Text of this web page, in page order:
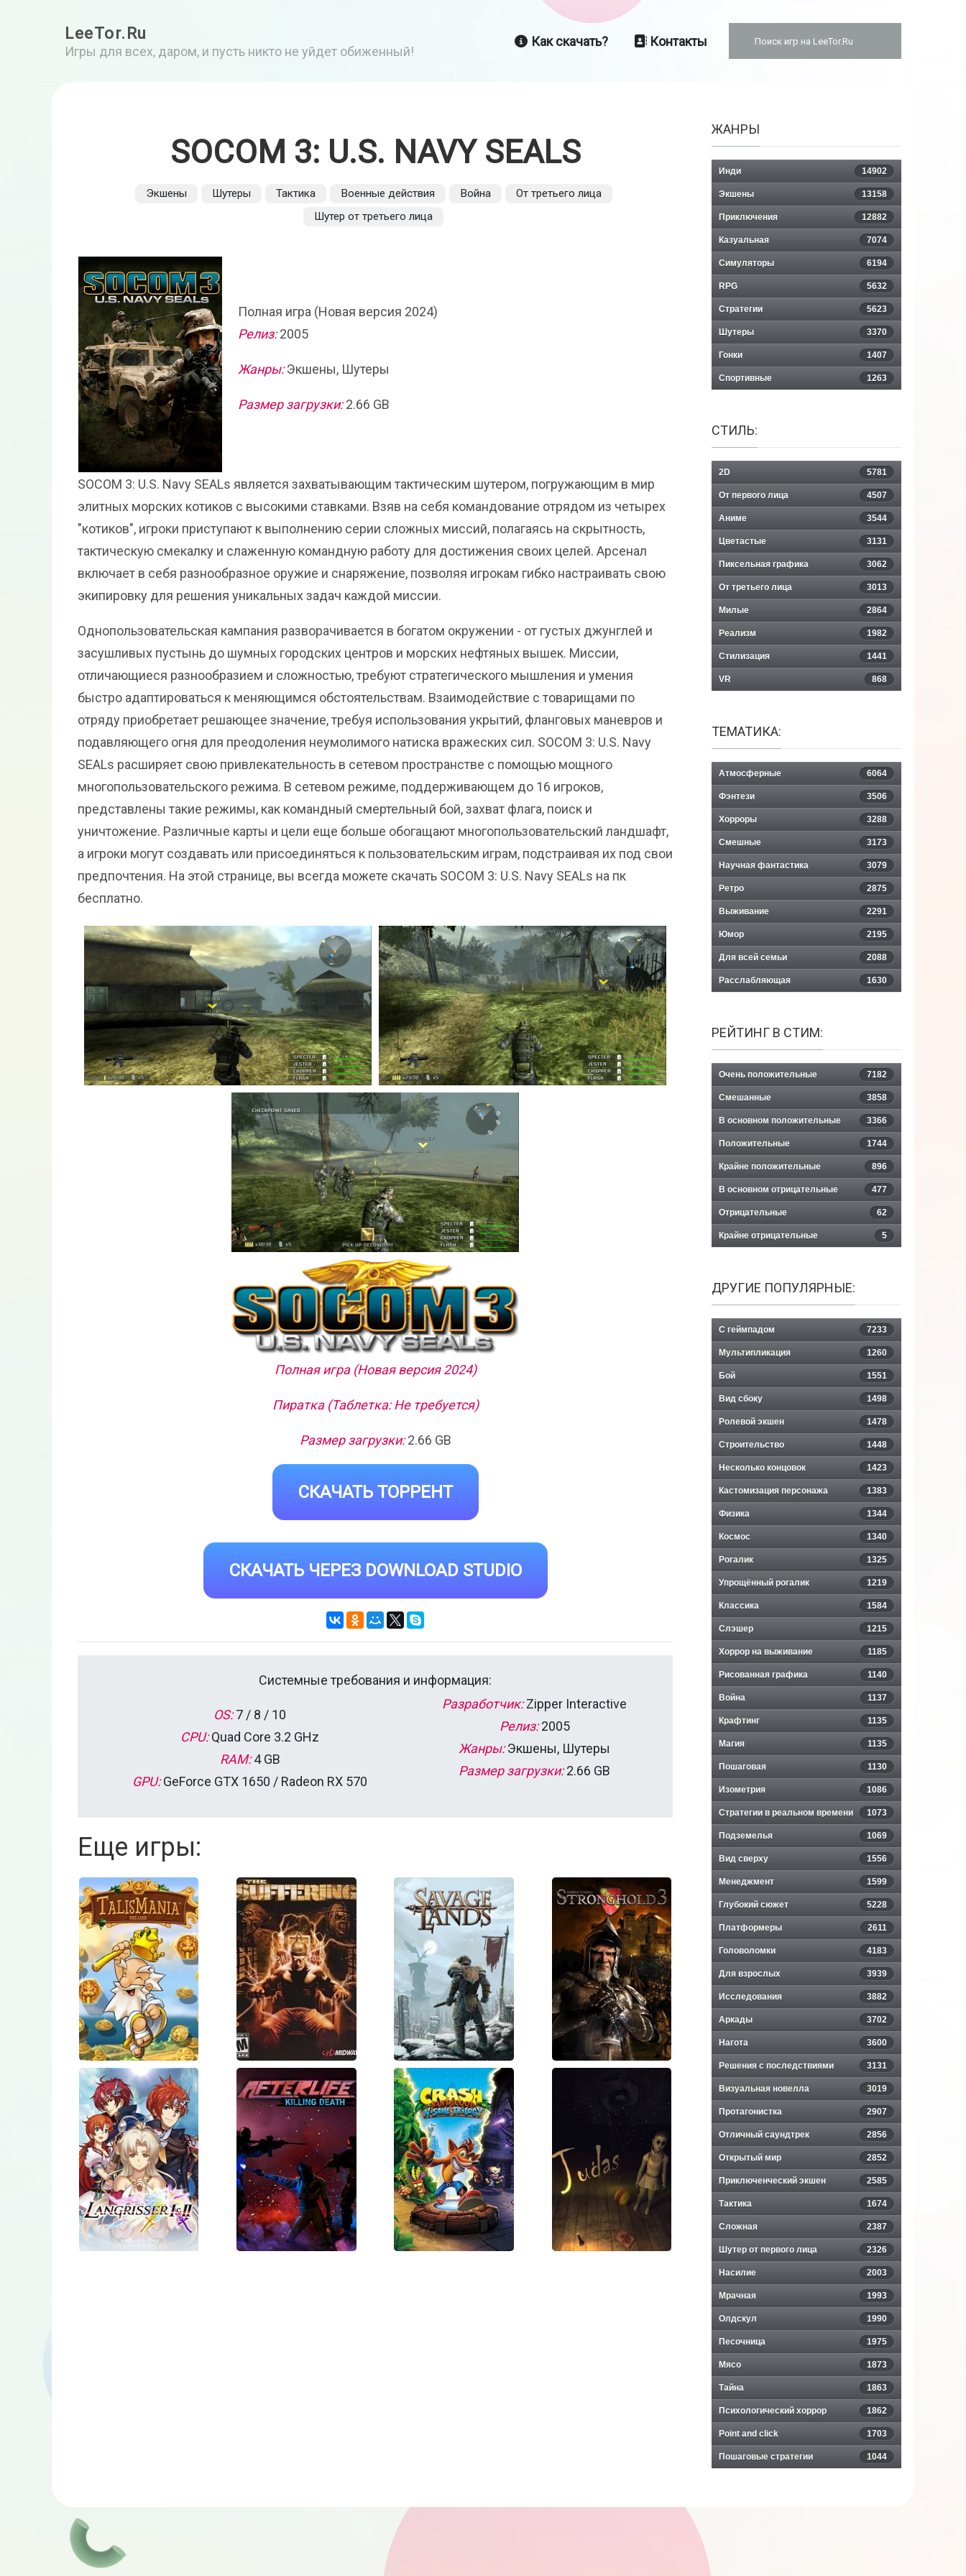
LeeTor.Ru
Игры для всех, даром, и пусть никто не уйдет обиженный!
Как скачать? Контакты
SOCOM 3: U.S. NAVY SEALS
Экшены Шутеры Тактика Военные действия Война
От третьего лица
Шутер от третьего лица
Полная игра (Новая версия 2024)
Релиз:2005
Жанры:Экшены, Шутеры
Размер загрузки:2.66 GB
SOCOM 3: U.S. Navy SEALs является захватывающим тактическим шутером, погружающим в мир
элитных морских котиков с высокими ставками. Взяв на себя командование отрядом из четырех
"котиков", игроки приступают к выполнению серии сложных миссий, полагаясь на скрытность,
тактическую смекалку и слаженную командную работу для достижения своих целей. Арсенал
включает в себя разнообразное оружие и снаряжение, позволяя игрокам гибко настраивать свою
экипировку для решения уникальных задач каждой миссии.
Однопользовательская кампания разворачивается в богатом окружении - от густых джунглей и
засушливых пустынь до шумных городских центров и морских нефтяных вышек. Миссии,
отличающиеся разнообразием и сложностью, требуют стратегического мышления и умения
быстро адаптироваться к меняющимся обстоятельствам. Взаимодействие с товарищами по
отряду приобретает решающее значение, требуя использования укрытий, фланговых маневров и
подавляющего огня для преодоления неумолимого натиска вражеских сил. SOCOM 3: U.S. Navy
SEALs расширяет свою привлекательность в сетевом пространстве с помощью мощного
многопользовательского режима. В сетевом режиме, поддерживающем до 16 игроков,
представлены такие режимы, как командный смертельный бой, захват флага, поиск и
уничтожение. Различные карты и цели еще больше обогащают многопользовательский ландшафт,
а игроки могут создавать или присоединяться к пользовательским играм, подстраивая их под свои
предпочтения. На этой странице, вы всегда можете скачать SOCOM 3: U.S. Navy SEALs на пк
бесплатно.
Полная игра (Новая версия 2024)
Пиратка (Таблетка: Не требуется)
Размер загрузки:2.66 GB
СКАЧАТЬ ТОРРЕНТ
СКАЧАТЬ ЧЕРЕЗ DOWNLOAD STUDIO
Системные требования и информация:
OS:7 / 8 / 10
CPU:Quad Core 3.2 GHz
RAM:4 GB
GPU:GeForce GTX 1650 / Radeon RX 570
Разработчик:Zipper Interactive
Релиз:2005
Жанры:Экшены, Шутеры
Размер загрузки:2.66 GB
Еще игры:
Talismania
Deluxe
The
Suffering
Savage
Lands
Stronghold 3
Gold
ЖАНРЫ
Инди 14902
Экшены 13158
Приключения 12882
Казуальная 7074
Симуляторы 6194
RPG 5632
Стратегии 5623
Шутеры 3370
Гонки 1407
Спортивные 1263
СТИЛЬ:
2D 5781
От первого лица 4507
Аниме 3544
Цветастые 3131
Пиксельная графика 3062
От третьего лица 3013
Милые 2864
Реализм 1982
Стилизация 1441
VR 868
ТЕМАТИКА:
Атмосферные 6064
Фэнтези 3506
Хорроры 3288
Смешные 3173
Научная фантастика 3079
Ретро 2875
Выживание 2291
Юмор 2195
Для всей семьи 2088
Расслабляющая 1630
РЕЙТИНГ В СТИМ:
Очень положительные 7182
Смешанные 3858
В основном положительные 3366
Положительные 1744
Крайне положительные 896
В основном отрицательные 477
Отрицательные 62
Крайне отрицательные 5
ДРУГИЕ ПОПУЛЯРНЫЕ:
С геймпадом 7233
Мультипликация 1260
Бой 1551
Вид сбоку 1498
Ролевой экшен 1478
Строительство 1448
Несколько концовок 1423
Кастомизация персонажа 1383
Физика 1344
Космос 1340
Рогалик 1325
Упрощённый рогалик 1219
Классика 1584
Слэшер 1215
Хоррор на выживание 1185
Рисованная графика 1140
Война 1137
Крафтинг 1135
Магия 1135
Пошаговая 1130
Изометрия 1086
Стратегии в реальном времени 1073
Подземелья 1069
Вид сверху 1556
Менеджмент 1599
Глубокий сюжет 5228
Платформеры 2611
Головоломки 4183
Для взрослых 3939
Исследования 3882
Аркады 3702
Нагота 3600
Решения с последствиями 3131
Визуальная новелла 3019
Протагонистка 2907
Отличный саундтрек 2856
Открытый мир 2852
Приключенческий экшен 2585
Тактика 1674
Сложная 2387
Шутер от первого лица 2326
Насилие 2003
Мрачная 1993
Олдскул 1990
Песочница 1975
Мясо 1873
Тайна 1863
Психологический хоррор 1862
Point and click 1703
Пошаговые стратегии 1044